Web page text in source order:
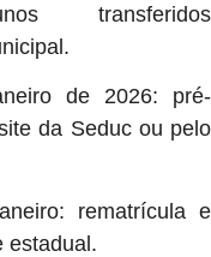
transferidos
de 2026: pré-
da Seduc ou pelo
rematrícula e
estadual.